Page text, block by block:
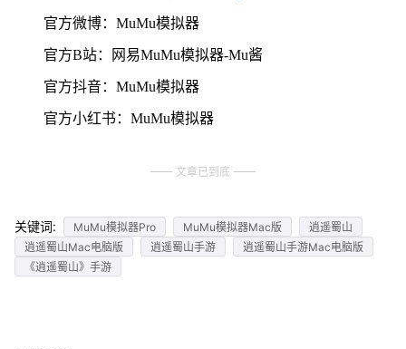
官方微博：MuMu模拟器
官方B站：网易MuMu模拟器-Mu酱
官方抖音：MuMu模拟器
官方小红书：MuMu模拟器
文章已到底
关键词: MuMu模拟器Pro MuMu模拟器Mac版
逍遥蜀山
逍遥蜀山Mac电脑版
逍遥蜀山手游
逍遥蜀山手游Mac电脑版
《逍遥蜀山》手游